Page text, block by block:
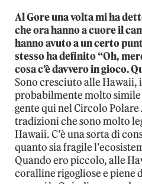
Al Gore una volta mi ha
che ora hanno a cuore il
hanno avuto a un certo
stesso ha definito “Oh,
cosa c’è davvero in gioco.
Sono cresciuto alle Hawaii,
probabilmente molto simile
gente qui nel Circolo
tradizioni che sono molto
Hawaii. C’è una sorta di
quanto sia fragile
Quando ero piccolo, alle
coralline rigogliose e piene